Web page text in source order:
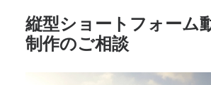
縦型ショートフォーム
制作のご相談